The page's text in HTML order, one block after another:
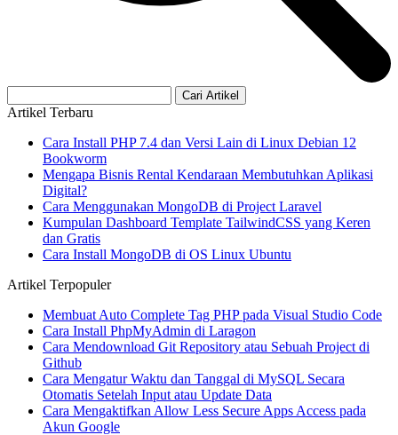
Cari Artikel
Artikel Terbaru
Cara Install PHP 7.4 dan Versi Lain di Linux Debian 12
Bookworm
Mengapa Bisnis Rental Kendaraan Membutuhkan Aplikasi
Digital?
Cara Menggunakan MongoDB di Project Laravel
Kumpulan Dashboard Template TailwindCSS yang Keren
dan Gratis
Cara Install MongoDB di OS Linux Ubuntu
Artikel Terpopuler
Membuat Auto Complete Tag PHP pada Visual Studio Code
Cara Install PhpMyAdmin di Laragon
Cara Mendownload Git Repository atau Sebuah Project di
Github
Cara Mengatur Waktu dan Tanggal di MySQL Secara
Otomatis Setelah Input atau Update Data
Cara Mengaktifkan Allow Less Secure Apps Access pada
Akun Google